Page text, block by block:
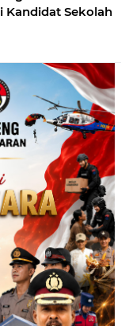
Kandidat Sekolah